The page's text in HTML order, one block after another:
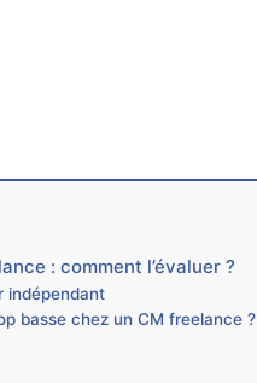
: comment l’évaluer ?
indépendant
basse chez un CM freelance ?